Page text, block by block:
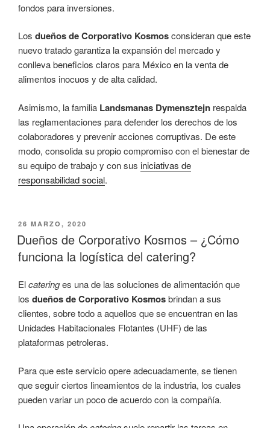
fondos para inversiones.
Los dueños de Corporativo Kosmosconsideran que este
nuevo tratado garantiza la expansión del mercado y
conlleva beneficios claros para México en la venta de
alimentos inocuos y de alta calidad.
Asimismo, la familia Landsmanas Dymensztejn respalda
las reglamentaciones para defender los derechos de los
colaboradores y prevenir acciones corruptivas. De este
modo, consolida su propio compromiso con el bienestar de
su equipo de trabajo y con sus iniciativas de
responsabilidad social.
PUBLICADO
EL
26 MARZO, 2020
Dueños de Corporativo Kosmos – ¿Cómo
funciona la logística del catering?
Elcateringes una de las soluciones de alimentación que
los dueños de Corporativo Kosmosbrindan a sus
clientes, sobre todo a aquellos que se encuentran en las
Unidades Habitacionales Flotantes (UHF) de las
plataformas petroleras.
Para que este servicio opere adecuadamente, se tienen
que seguir ciertos lineamientos de la industria, los cuales
pueden variar un poco de acuerdo con la compañía.